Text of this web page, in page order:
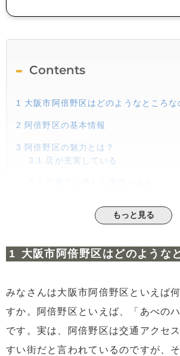
Contents
1 大阪市阿倍野区はどのようなところな
2 阿倍野区の基本情報
3 阿倍野区の魅力とは？
3.1
店が充実している
交通アクセスがよい
治安の良さについて
4阿倍野区の中でも治安がよい駅とは？
4.1文の里駅
4.3昭和町駅
5阿倍野区にある不動産の売却相場は？
6まとめ
もっと見る
大阪市阿倍野区はどのような
みなさんは大阪市阿倍野区といえば
すか。阿倍野区といえば、「あべの
です。実は、阿倍野区は交通アクセ
すい街だと言われているのですが、